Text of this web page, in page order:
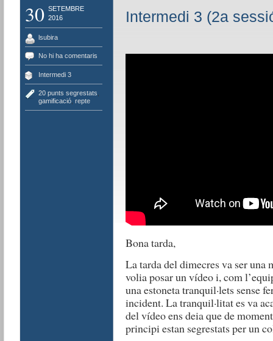
30 SETEMBRE
2016
lsubira
No hi ha comentaris
Intermedi 3
20 punts segrestats
gamificació, repte
Intermedi 3 (2a
Bona tarda,
La tarda del dimecres va ser una
volia posar un vídeo i, com
una estoneta tranquil·lets sense
incident. La tranquil·litat es va
del vídeo ens deia que de
principi estan segrestats per un